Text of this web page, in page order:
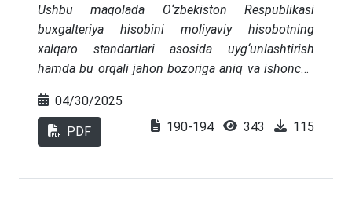
Ushbu maqolada O‘zbekiston Respublikasi
buxgalteriya hisobini moliyaviy hisobotning
xalqaro standartlari asosida uyg‘unlashtirish
hamda bu orqali jahon bozoriga aniq va ishonchli
yuritilishi va uning xalqaro standartlar asosida
takomillashtirilishining zaruriyati, shuningdek,
Oʻzbekiston Respublikasi Prezidentining
04/30/2025
PDF 190-194 343 115